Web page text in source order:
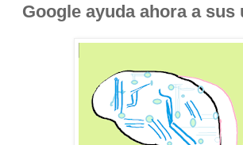
Google ayuda ahora a